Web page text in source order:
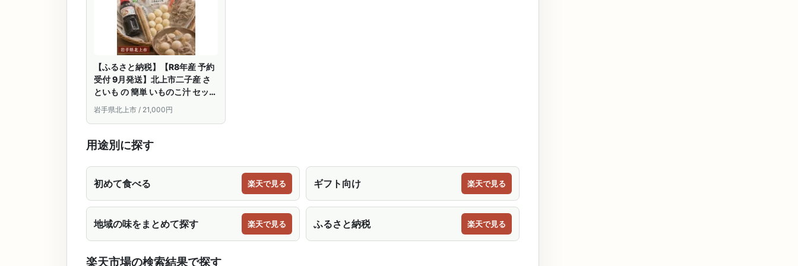
【ふるさと納税】【R8年産 予約
受付 9月発送】北上市二子産 さ
といも の 簡単 いものこ汁 セット
【 皮むき済み 】秋の味覚 芋の子
スープの素専用レシピ同封！ 二
季節 産地直送 贈り物 贈答 料理
ダイエット 煮物 岩手県 北上市
E0252
岩手県北上市 / 21,000円
用途別に探す
初めて食べる 楽天で見る ギフト向け 楽天で見る
地域の味をまとめて探す 楽天で見る ふるさと納税 楽天で見る
楽天市場の検索結果で探す